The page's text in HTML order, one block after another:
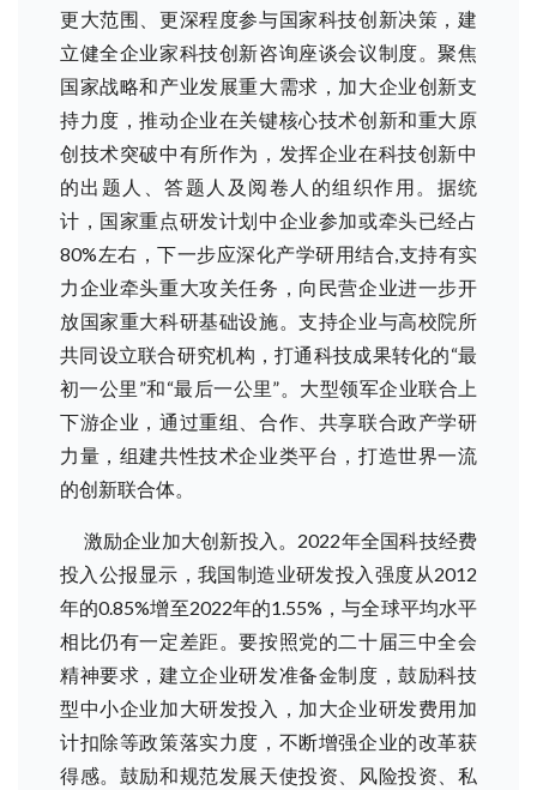
更大范围、更深程度参与国家科技创新决策，建
立健全企业家科技创新咨询座谈会议制度。聚焦
国家战略和产业发展重大需求，加大企业创新支
持力度，推动企业在关键核心技术创新和重大原
创技术突破中有所作为，发挥企业在科技创新中
的出题人、答题人及阅卷人的组织作用。据统
计，国家重点研发计划中企业参加或牵头已经占
80%左右，下一步应深化产学研用结合,支持有实
力企业牵头重大攻关任务，向民营企业进一步开
放国家重大科研基础设施。支持企业与高校院所
共同设立联合研究机构，打通科技成果转化的“最
初一公里”和“最后一公里”。大型领军企业联合上
下游企业，通过重组、合作、共享联合政产学研
力量，组建共性技术企业类平台，打造世界一流
的创新联合体。
激励企业加大创新投入。2022年全国科技经费
投入公报显示，我国制造业研发投入强度从2012
年的0.85%增至2022年的1.55%，与全球平均水平
相比仍有一定差距。要按照党的二十届三中全会
精神要求，建立企业研发准备金制度，鼓励科技
型中小企业加大研发投入，加大企业研发费用加
计扣除等政策落实力度，不断增强企业的改革获
得感。鼓励和规范发展天使投资、风险投资、私